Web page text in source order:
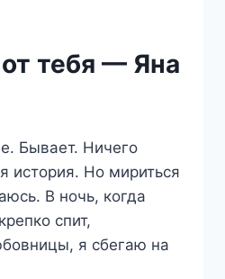
тебя — Яна
Бывает. Ничего
история. Но мириться
В ночь, когда
спит,
я сбегаю на